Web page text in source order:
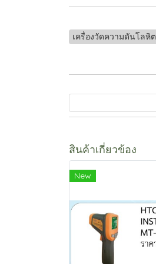
เครื่องวัดความดันโลหิต
สินค้าเกี่ยวข้อง
New